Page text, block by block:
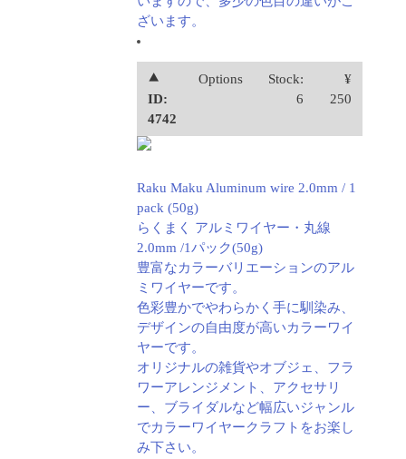
ざいます。
⯅
ID:
4742
Options
Stock:
6
¥
250
Raku Maku Aluminum wire 2.0mm / 1
pack (50g)
らくまく アルミワイヤー・丸線
2.0mm /1パック(50g)
豊富なカラーバリエーションのアル
ミワイヤーです。
色彩豊かでやわらかく手に馴染み、
デザインの自由度が高いカラーワイ
ヤーです。
オリジナルの雑貨やオブジェ、フラ
ワーアレンジメント、アクセサリ
ー、ブライダルなど幅広いジャンル
でカラーワイヤークラフトをお楽し
み下さい。